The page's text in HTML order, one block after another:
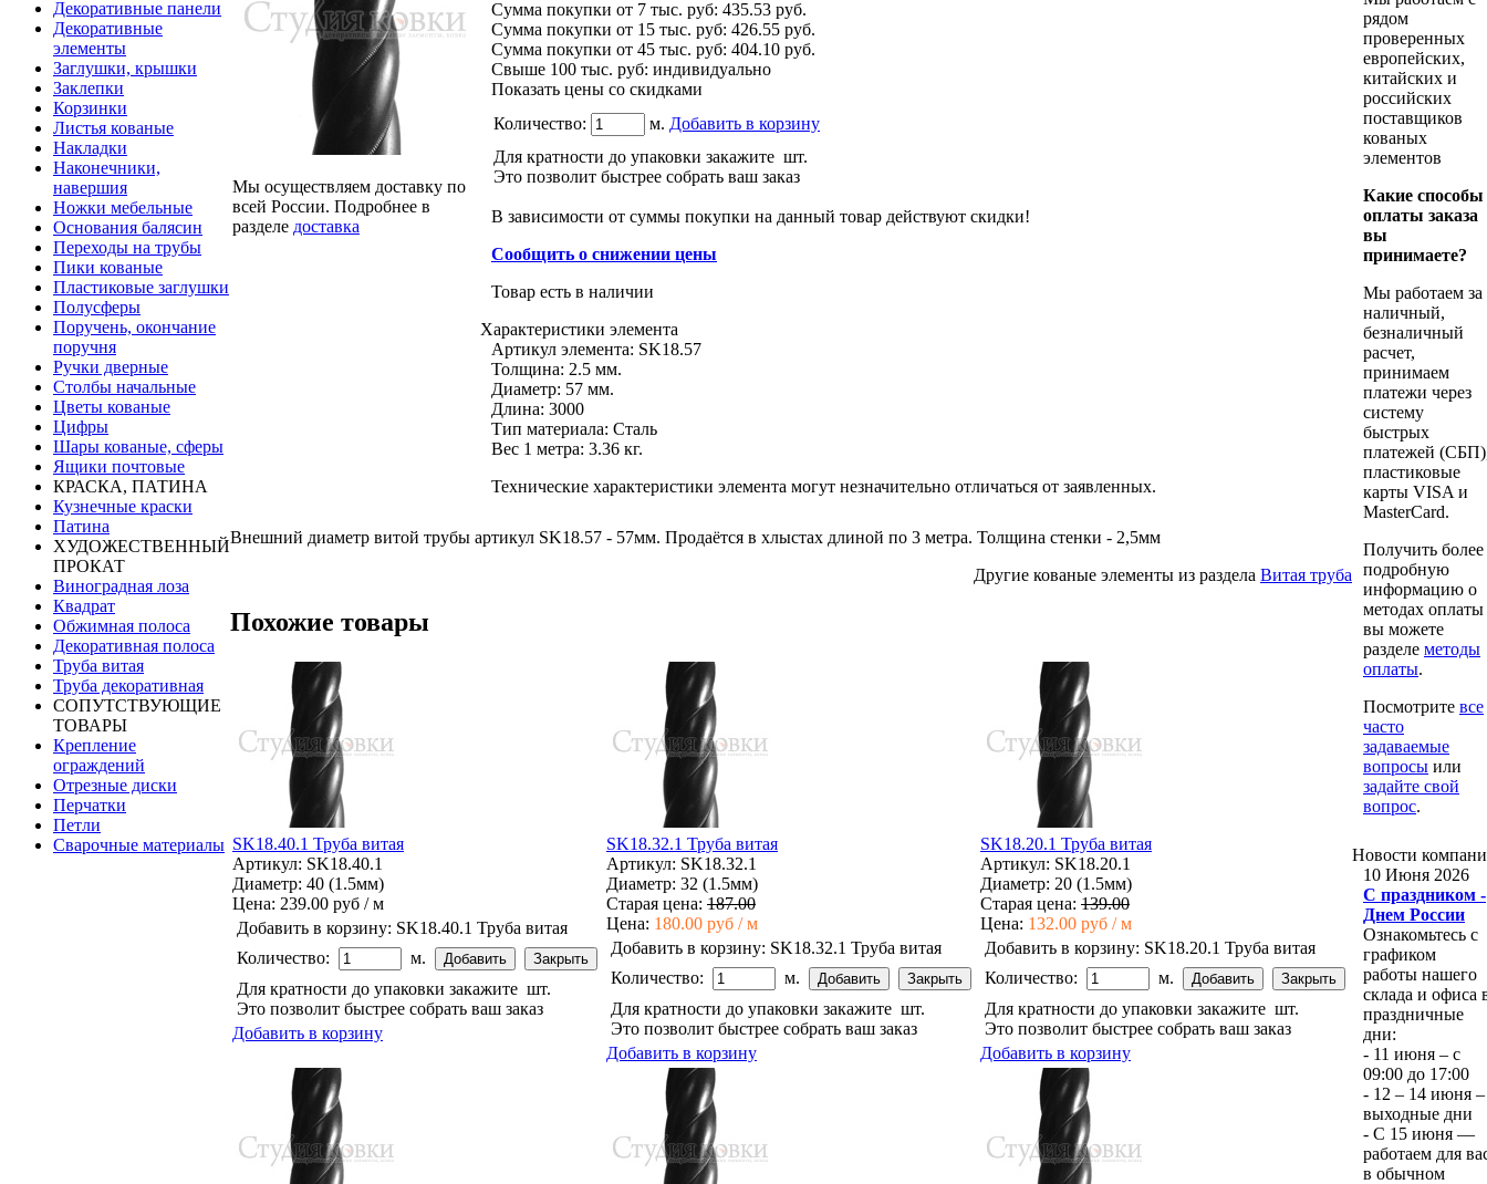
Декоративные панели
Декоративные
элементы
Заглушки, крышки
Заклепки
Корзинки
Листья кованые
Накладки
Наконечники,
навершия
Ножки мебельные
Основания балясин
Переходы на трубы
Пики кованые
Пластиковые заглушки
Полусферы
Поручень, окончание
поручня
Ручки дверные
Столбы начальные
Цветы кованые
Цифры
Шары кованые, сферы
Ящики почтовые
КРАСКА, ПАТИНА
Кузнечные краски
Патина
ХУДОЖЕСТВЕННЫЙ
ПРОКАТ
Виноградная лоза
Квадрат
Обжимная полоса
Декоративная полоса
Труба витая
Труба декоративная
СОПУТСТВУЮЩИЕ
ТОВАРЫ
Крепление
ограждений
Отрезные диски
Перчатки
Петли
Сварочные материалы
Мы осуществляем доставку по
всей России. Подробнее в
разделе доставка
Сумма покупки от 7 тыс. руб: 435.53 руб.
Сумма покупки от 15 тыс. руб: 426.55 руб.
Сумма покупки от 45 тыс. руб: 404.10 руб.
Свыше 100 тыс. руб: индивидуально
Показать цены со скидками
Количество:
м. Добавить в корзину
Для кратности до упаковки закажите шт.
Это позволит быстрее собрать ваш заказ
В зависимости от суммы покупки на данный товар действуют скидки!
Сообщить о снижении цены
Товар есть в наличии
Характеристики элемента
Артикул элемента: SK18.57
Толщина: 2.5 мм.
Диаметр: 57 мм.
Длина: 3000
Тип материала: Сталь
Вес 1 метра: 3.36 кг.
Технические характеристики элемента могут незначительно отличаться от заявленных.
Внешний диаметр витой трубы артикул SK18.57 - 57мм. Продаётся в хлыстах длиной по 3 метра. Толщина стенки - 2,5мм
Другие кованые элементы из раздела Витая труба
Похожие товары
SK18.40.1 Труба витая
Артикул: SK18.40.1
Диаметр: 40 (1.5мм)
Цена: 239.00 руб / м
Добавить в корзину: SK18.40.1 Труба витая
Количество:
м.
Для кратности до упаковки закажите шт.
Это позволит быстрее собрать ваш заказ
Добавить в корзину
SK18.32.1 Труба витая
Артикул: SK18.32.1
Диаметр: 32 (1.5мм)
Старая цена: 187.00
Цена: 180.00 руб / м
Добавить в корзину: SK18.32.1 Труба витая
Количество:
м.
Для кратности до упаковки закажите шт.
Это позволит быстрее собрать ваш заказ
Добавить в корзину
SK18.20.1 Труба витая
Артикул: SK18.20.1
Диаметр: 20 (1.5мм)
Старая цена: 139.00
Цена: 132.00 руб / м
Добавить в корзину: SK18.20.1 Труба витая
Количество:
м.
Для кратности до упаковки закажите шт.
Это позволит быстрее собрать ваш заказ
Добавить в корзину
рядом
проверенных
европейских,
китайских и
российских
поставщиков
кованых
элементов
Какие способы
оплаты заказа
вы
принимаете?
Мы работаем за
наличный,
безналичный
расчет,
принимаем
платежи через
систему
быстрых
платежей
пластиковые
карты VISA и
MasterCard.
Получить более
подробную
информацию о
методах оплаты
вы можете
разделе методы
оплаты.
Посмотрите все
часто
задаваемые
вопросы или
задайте свой
вопрос.
Новости
10 Июня 2026
С праздником -
Днем России
Ознакомьтесь с
графиком
работы нашего
склада и офиса
праздничные
дни:
- 11 июня – с
09:00 до 17:00
- 12 – 14 июня –
выходные дни
- С 15 июня —
работаем для
в обычном